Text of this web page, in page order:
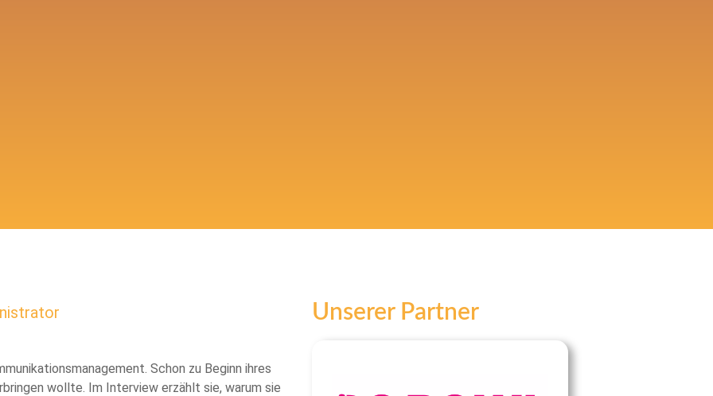
Schon zu Beginn ihres
wollte. Im Interview erzählt sie, warum sie
Unserer Partner